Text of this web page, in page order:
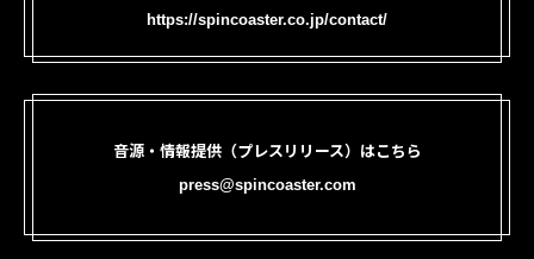
https://spincoaster.co.jp/contact/
音源・情報提供（プレスリリース）はこちら
press@spincoaster.com